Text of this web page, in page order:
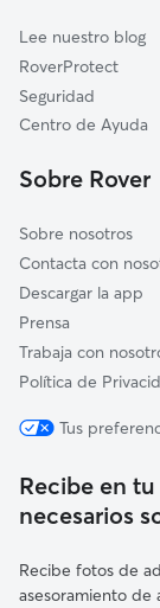
Itsasondo
Alkiza
Altzaga
Alegia
Lee nuestro blog
RoverProtect
Seguridad
Centro de Ayuda
Sobre Rover
Sobre nosotros
Contacta con
Descargar la app
Prensa
Trabaja con
Política de
Tus
Recibe en
necesarios
Recibe fotos de
asesoramiento de